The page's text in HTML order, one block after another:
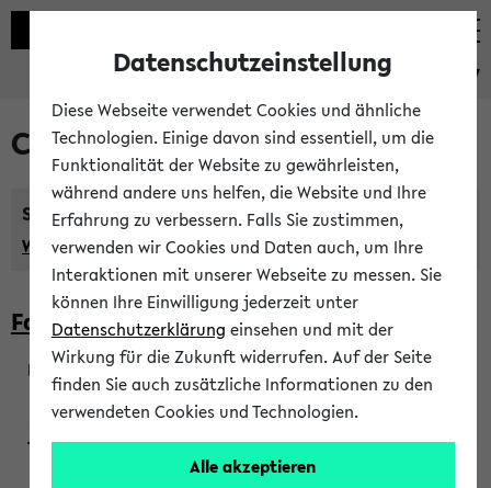
eKVV
Courses taught in English
Semester:
WiSe 2026/2027 SoSe 2026 Previous...
Faculty of Biology
200923
Wendisch, Peters-Wendisch, Stegelmann
Datenschutzeinstellung
Diese Webseite verwendet Cookies und ähnliche
Technologien. Einige davon sind essentiell, um die
Funktionalität der Website zu gewährleisten,
während andere uns helfen, die Website und Ihre
Erfahrung zu verbessern. Falls Sie zustimmen,
verwenden wir Cookies und Daten auch, um Ihre
Interaktionen mit unserer Webseite zu messen. Sie
können Ihre Einwilligung jederzeit unter
Datenschutzerklärung einsehen und mit der
Wirkung für die Zukunft widerrufen. Auf der Seite
finden Sie auch zusätzliche Informationen zu den
verwendeten Cookies und Technologien.
Alle akzeptieren